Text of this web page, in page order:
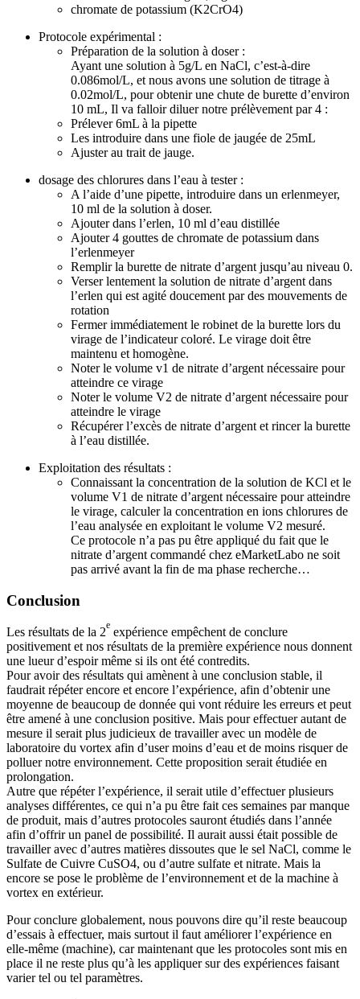
chromate de potassium (K2CrO4)
Protocole expérimental :
Préparation de la solution à doser :
Ayant une solution à 5g/L en NaCl, c’est-à-dire
0.086mol/L, et nous avons une solution de titrage à
0.02mol/L, pour obtenir une chute de burette d’environ
10 mL, Il va falloir diluer notre prélèvement par 4 :
Prélever 6mL à la pipette
Les introduire dans une fiole de jaugée de 25mL
Ajuster au trait de jauge.
dosage des chlorures dans l’eau à tester :
A l’aide d’une pipette, introduire dans un erlenmeyer,
10 ml de la solution à doser.
Ajouter dans l’erlen, 10 ml d’eau distillée
Ajouter 4 gouttes de chromate de potassium dans
l’erlenmeyer
Remplir la burette de nitrate d’argent jusqu’au niveau 0.
Verser lentement la solution de nitrate d’argent dans
l’erlen qui est agité doucement par des mouvements de
rotation
Fermer immédiatement le robinet de la burette lors du
virage de l’indicateur coloré. Le virage doit être
maintenu et homogène.
Noter le volume v1 de nitrate d’argent nécessaire pour
atteindre ce virage
Noter le volume V2 de nitrate d’argent nécessaire pour
atteindre le virage
Récupérer l’excès de nitrate d’argent et rincer la burette
à l’eau distillée.
Exploitation des résultats :
Connaissant la concentration de la solution de KCl et le
volume V1 de nitrate d’argent nécessaire pour atteindre
le virage, calculer la concentration en ions chlorures de
l’eau analysée en exploitant le volume V2 mesuré.
Ce protocole n’a pas pu être appliqué du fait que le
nitrate d’argent commandé chez eMarketLabo ne soit
pas arrivé avant la fin de ma phase recherche…
Conclusion
Les résultats de la 2e expérience empêchent de conclure
positivement et nos résultats de la première expérience nous donnent
une lueur d’espoir même si ils ont été contredits.
Pour avoir des résultats qui amènent à une conclusion stable, il
faudrait répéter encore et encore l’expérience, afin d’obtenir une
moyenne de beaucoup de donnée qui vont réduire les erreurs et peut
être amené à une conclusion positive. Mais pour effectuer autant de
mesure il serait plus judicieux de travailler avec un modèle de
laboratoire du vortex afin d’user moins d’eau et de moins risquer de
polluer notre environnement. Cette proposition serait étudiée en
prolongation.
Autre que répéter l’expérience, il serait utile d’effectuer plusieurs
analyses différentes, ce qui n’a pu être fait ces semaines par manque
de produit, mais d’autres protocoles sauront étudiés dans l’année
afin d’offrir un panel de possibilité. Il aurait aussi était possible de
travailler avec d’autres matières dissoutes que le sel NaCl, comme le
Sulfate de Cuivre CuSO4, ou d’autre sulfate et nitrate. Mais la
encore se pose le problème de l’environnement et de la machine à
vortex en extérieur.
Pour conclure globalement, nous pouvons dire qu’il reste beaucoup
d’essais à effectuer, mais surtout il faut améliorer l’expérience en
elle-même (machine), car maintenant que les protocoles sont mis en
place il ne reste plus qu’à les appliquer sur des expériences faisant
varier tel ou tel paramètres.